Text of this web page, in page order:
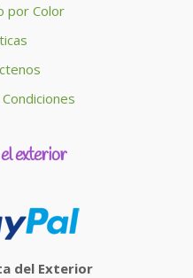
por Color
exterior
del Exterior